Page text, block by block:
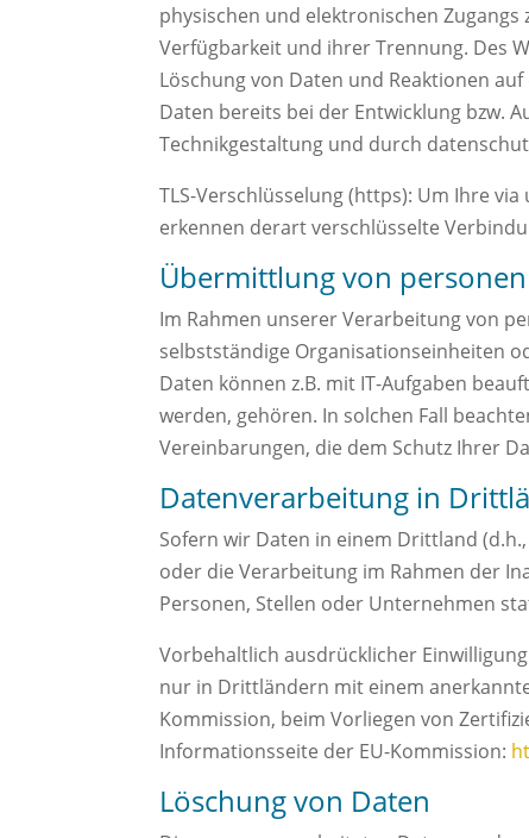
physischen und elektronischen
Verfügbarkeit und ihrer Trennung. Des
Löschung von Daten und Reaktionen
Daten bereits bei der Entwicklung bzw.
Technikgestaltung und durch
TLS-Verschlüsselung (https): Um Ihre
erkennen derart verschlüsselte
Übermittlung von
Im Rahmen unserer Verarbeitung von
selbstständige Organisationseinheiten
Daten können z.B. mit IT-Aufgaben
werden, gehören. In solchen Fall
Vereinbarungen, die dem Schutz Ihrer
Datenverarbeitung in
Sofern wir Daten in einem Drittland
oder die Verarbeitung im Rahmen der
Personen, Stellen oder Unternehmen
Vorbehaltlich ausdrücklicher
nur in Drittländern mit einem
Kommission, beim Vorliegen von
Informationsseite der EU-Kommission:
Löschung von Daten